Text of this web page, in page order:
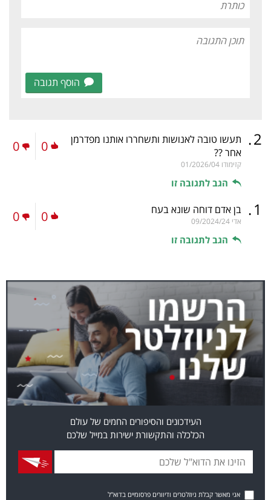
הוסף תגובה
2
. תעשו טובה לאנושות ותשחררו אותנו מפדרמן
אחר ??
קזימודו 01/2026/04
הגב לתגובה זו
0
0
1
. בן אדם דוחה שונא בעח
אדי 09/2024/24
הגב לתגובה זו
0
0
העידכונים והסיפורים החמים של עולם
הכלכלה והתקשורת ישירות במייל שלכם
אני מאשר קבלת ניוזלטרים ודיוורים פרסומיים בדוא"ל